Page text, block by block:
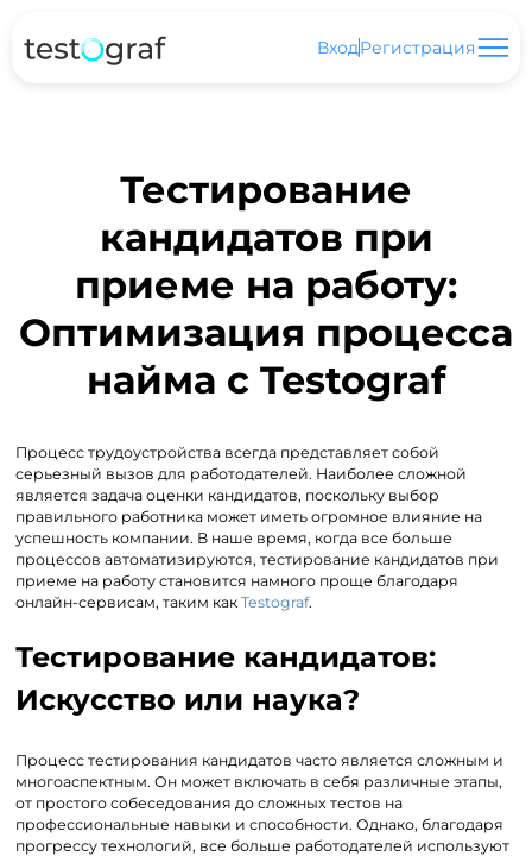
ВходРегистрация
Тестирование
кандидатов при
приеме на работу:
Оптимизация процесса
найма с Testograf
Процесс трудоустройства всегда представляет собой
серьезный вызов для работодателей. Наиболее сложной
является задача оценки кандидатов, поскольку выбор
правильного работника может иметь огромное влияние на
успешность компании. В наше время, когда все больше
процессов автоматизируются, тестирование кандидатов при
приеме на работу становится намного проще благодаря
онлайн-сервисам, таким какTestograf.
Тестирование кандидатов:
Искусство или наука?
Процесс тестирования кандидатов часто является сложным и
многоаспектным. Он может включать в себя различные этапы,
от простого собеседования до сложных тестов на
профессиональные навыки и способности. Однако, благодаря
прогрессу технологий, все больше работодателей используют